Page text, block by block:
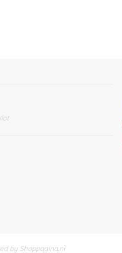
by Shoppagina.nl